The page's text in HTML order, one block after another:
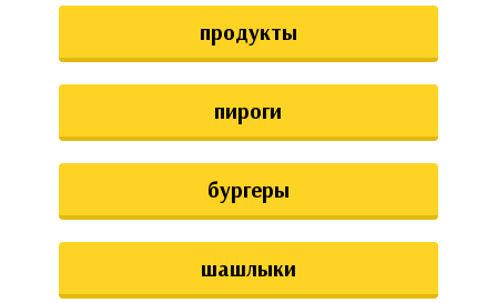
продукты
пироги
бургеры
шашлыки